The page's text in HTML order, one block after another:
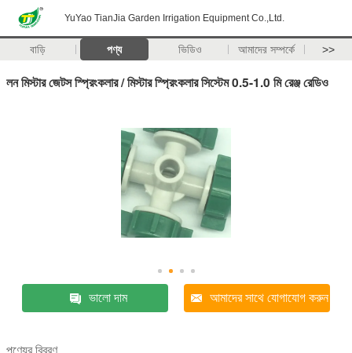
YuYao TianJia Garden Irrigation Equipment Co.,Ltd.
বাড়ি পণ্য ভিডিও আমাদের সম্পর্কে >>
লন মিস্টার জেটস স্প্রিংকলার / মিস্টার স্প্রিংকলার সিস্টেম 0.5-1.0 মি রেঞ্জ রেডিও
ভালো দাম আমাদের সাথে যোগাযোগ করুন
পণ্যের বিবরণ